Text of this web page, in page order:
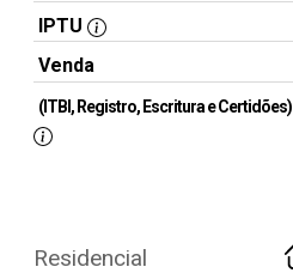
IPTU
Venda
(ITBI, Registro, Escritura e Certidões)
Residencial